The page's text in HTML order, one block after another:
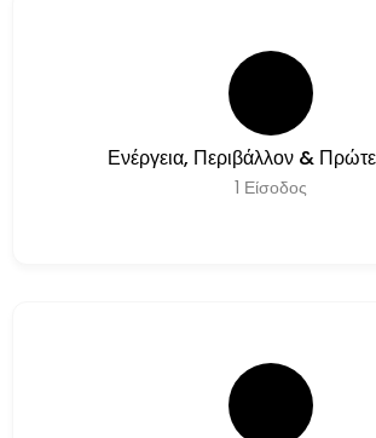
Ενέργεια, Περιβάλλον &
1 Είσοδος